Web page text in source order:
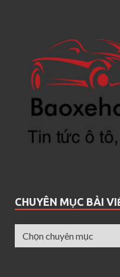
CHUYÊN MỤC BÀI